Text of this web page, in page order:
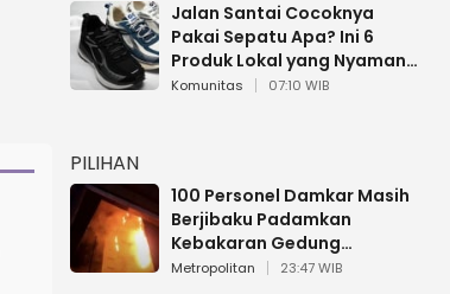
Jalan Santai Cocoknya
Pakai Sepatu Apa? Ini 6
Produk Lokal yang Nyaman
Buat 17 Agustusan
Komunitas 07:10 WIB
PILIHAN
100 Personel Damkar Masih
Berjibaku Padamkan
Kebakaran Gedung
Bapenda DKI
Metropolitan 23:47 WIB